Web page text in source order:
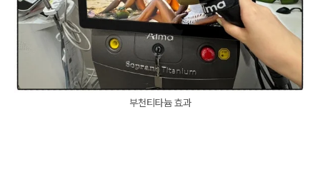
부천티타늄 효과